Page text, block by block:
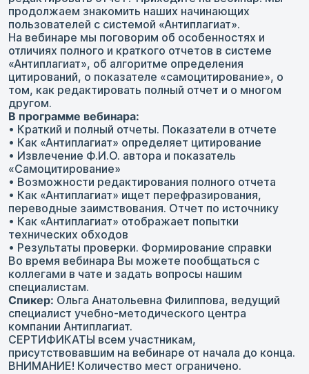
продолжаем знакомить наших начинающих
пользователей с системой «Антиплагиат».
На вебинаре мы поговорим об особенностях и
отличиях полного и краткого отчетов в системе
«Антиплагиат», об алгоритме определения
цитирований, о показателе «самоцитирование», о
том, как редактировать полный отчет и о многом
другом.
В программе вебинара:
• Краткий и полный отчеты. Показатели в отчете
• Как «Антиплагиат» определяет цитирование
• Извлечение Ф.И.О. автора и показатель
«Самоцитирование»
• Возможности редактирования полного отчета
• Как «Антиплагиат» ищет перефразирования,
переводные заимствования. Отчет по источнику
• Как «Антиплагиат» отображает попытки
технических обходов
• Результаты проверки. Формирование справки
Во время вебинара Вы можете пообщаться с
коллегами в чате и задать вопросы нашим
специалистам.
Спикер: Ольга Анатольевна Филиппова, ведущий
специалист учебно-методического центра
компании Антиплагиат.
СЕРТИФИКАТЫ всем участникам,
присутствовавшим на вебинаре от начала до конца.
ВНИМАНИЕ! Количество мест ограничено.